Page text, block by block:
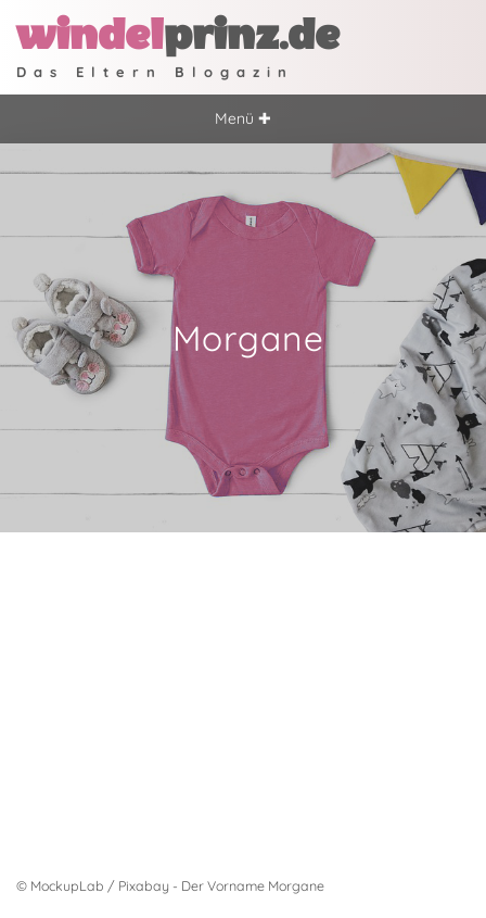
windelprinz.de
Das Eltern Blogazin
Menü ✚
Morgane
© MockupLab / Pixabay - Der Vorname Morgane